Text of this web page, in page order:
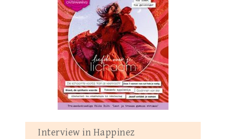
Interview in Happinez